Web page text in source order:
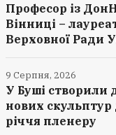
Професор із
Вінниці –
Верховної Ради
У Буші створили
нових скульптур
річчя пленеру
9 Серпня, 2026